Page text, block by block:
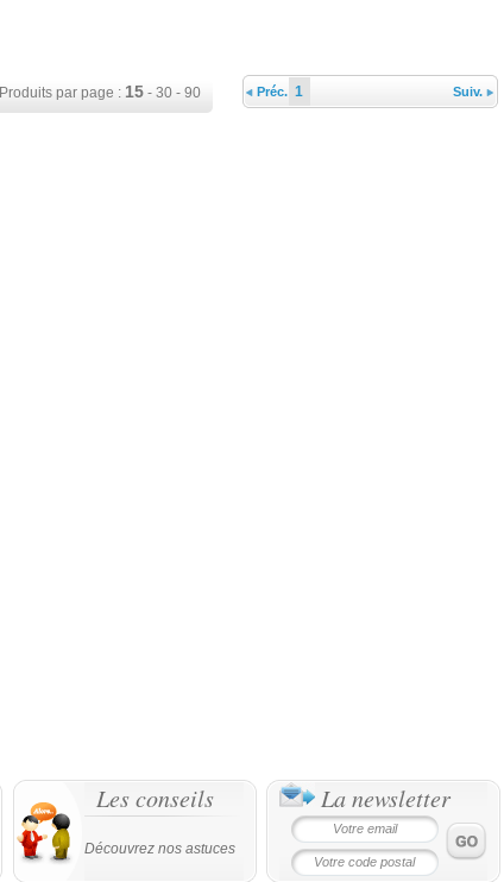
Produits par page : 15- 30- 90 Préc. 1 Suiv.
Les conseils
Découvrez nos astuces
La newsletter